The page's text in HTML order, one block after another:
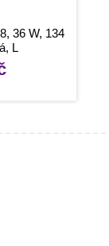
36 W, 134
L